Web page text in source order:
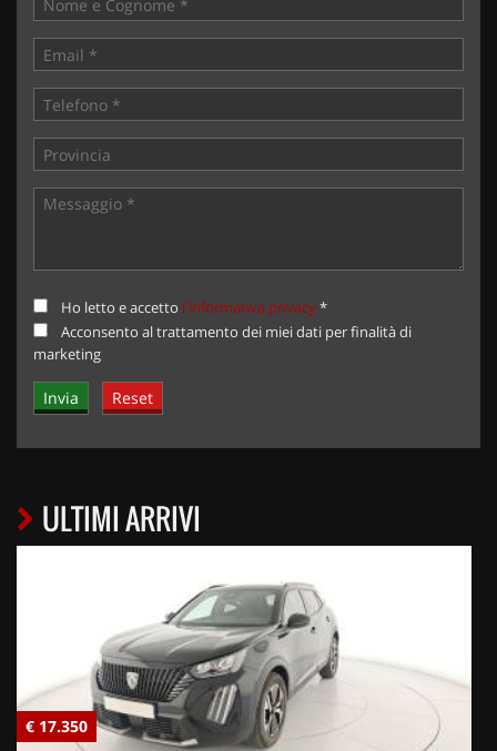
Ho letto e accetto l'informativa privacy*
Acconsento al trattamento dei miei dati per finalità di
marketing
ULTIMI ARRIVI
€ 17.350